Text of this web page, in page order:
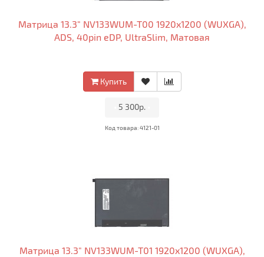
Матрица 13.3" NV133WUM-T00 1920x1200 (WUXGA),
ADS, 40pin eDP, UltraSlim, Матовая
Купить
5 300р.
Код товара: 4121-01
Матрица 13.3" NV133WUM-T01 1920x1200 (WUXGA),